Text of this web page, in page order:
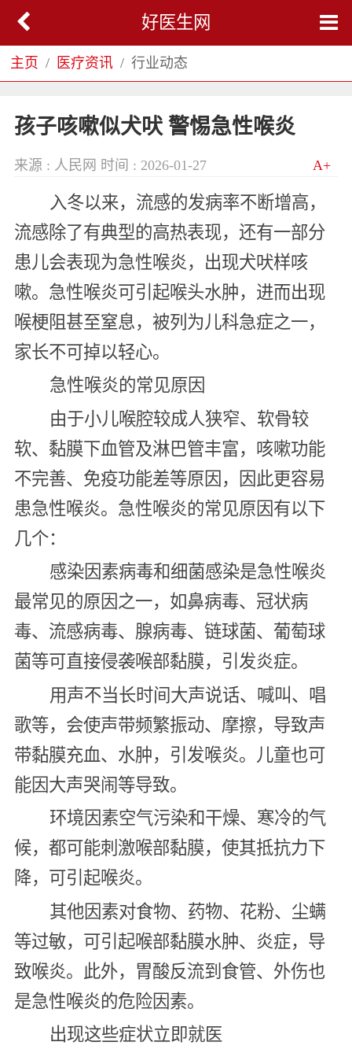
好医生网
主页 医疗资讯 行业动态
孩子咳嗽似犬吠 警惕急性喉炎
来源 : 人民网 时间 : 2026-01-27 A+
入冬以来，流感的发病率不断增高，
流感除了有典型的高热表现，还有一部分
患儿会表现为急性喉炎，出现犬吠样咳
嗽。急性喉炎可引起喉头水肿，进而出现
喉梗阻甚至窒息，被列为儿科急症之一，
家长不可掉以轻心。
急性喉炎的常见原因
由于小儿喉腔较成人狭窄、软骨较
软、黏膜下血管及淋巴管丰富，咳嗽功能
不完善、免疫功能差等原因，因此更容易
患急性喉炎。急性喉炎的常见原因有以下
几个：
感染因素病毒和细菌感染是急性喉炎
最常见的原因之一，如鼻病毒、冠状病
毒、流感病毒、腺病毒、链球菌、葡萄球
菌等可直接侵袭喉部黏膜，引发炎症。
用声不当长时间大声说话、喊叫、唱
歌等，会使声带频繁振动、摩擦，导致声
带黏膜充血、水肿，引发喉炎。儿童也可
能因大声哭闹等导致。
环境因素空气污染和干燥、寒冷的气
候，都可能刺激喉部黏膜，使其抵抗力下
降，可引起喉炎。
其他因素对食物、药物、花粉、尘螨
等过敏，可引起喉部黏膜水肿、炎症，导
致喉炎。此外，胃酸反流到食管、外伤也
是急性喉炎的危险因素。
出现这些症状立即就医